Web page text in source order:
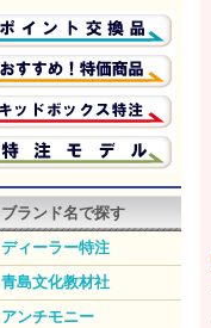
ブランド名で探す
ディーラー特注
青島文化教材社
アンチモニー